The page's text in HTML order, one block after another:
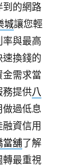
到的網路
城讓您輕
與最高
換錢的
金需求當
務提供八
過低息
資信用
當舖了解
轉最重視